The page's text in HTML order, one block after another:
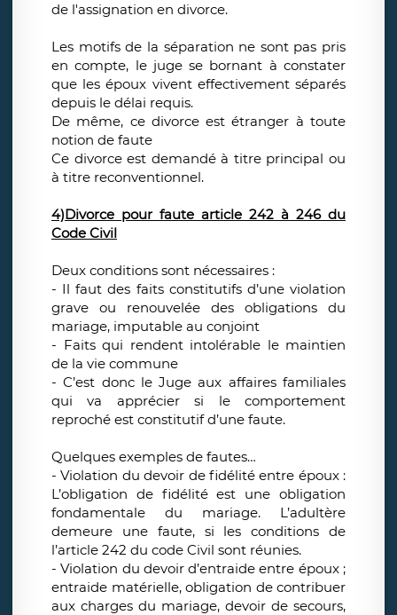
de l'assignation en divorce.
Les motifs de la séparation ne sont pas pris
en compte, le juge se bornant à constater
que les époux vivent effectivement séparés
depuis le délai requis.
De même, ce divorce est étranger à toute
notion de faute
Ce divorce est demandé à titre principal ou
à titre reconventionnel.
4)Divorce pour faute article 242 à 246 du
Code Civil
Deux conditions sont nécessaires :
- Il faut des faits constitutifs d’une violation
grave ou renouvelée des obligations du
mariage, imputable au conjoint
- Faits qui rendent intolérable le maintien
de la vie commune
- C’est donc le Juge aux affaires familiales
qui va apprécier si le comportement
reproché est constitutif d’une faute.
Quelques exemples de fautes…
- Violation du devoir de fidélité entre époux :
L’obligation de fidélité est une obligation
fondamentale du mariage. L’adultère
demeure une faute, si les conditions de
l’article 242 du code Civil sont réunies.
- Violation du devoir d’entraide entre époux ;
entraide matérielle, obligation de contribuer
aux charges du mariage, devoir de secours,